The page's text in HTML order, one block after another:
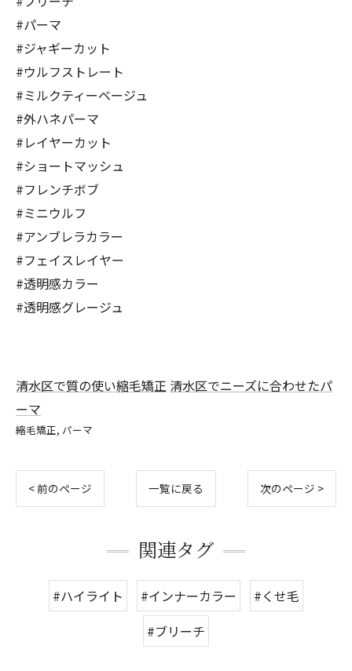
#パーマ
#ジャギーカット
#ウルフストレート
#ミルクティーベージュ
#外ハネパーマ
#レイヤーカット
#ショートマッシュ
#フレンチボブ
#ミニウルフ
#アンブレラカラー
#フェイスレイヤー
#透明感カラー
#透明感グレージュ
清水区で質の使い縮毛矯正 清水区でニーズに合わせたパ
ーマ
縮毛矯正 パーマ
< 前のページ 一覧に戻る 次のページ >
関連タグ
#ハイライト #インナーカラー
#くせ毛
#ブリーチ